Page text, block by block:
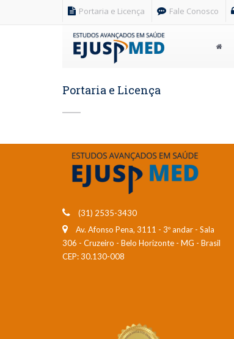
Portaria e Licença Fale Conosco
Portaria e Licença
(31) 2535-3430
Av. Afonso Pena, 3111 - 3º andar - Sala
306 - Cruzeiro - Belo Horizonte - MG - Brasil
CEP: 30.130-008